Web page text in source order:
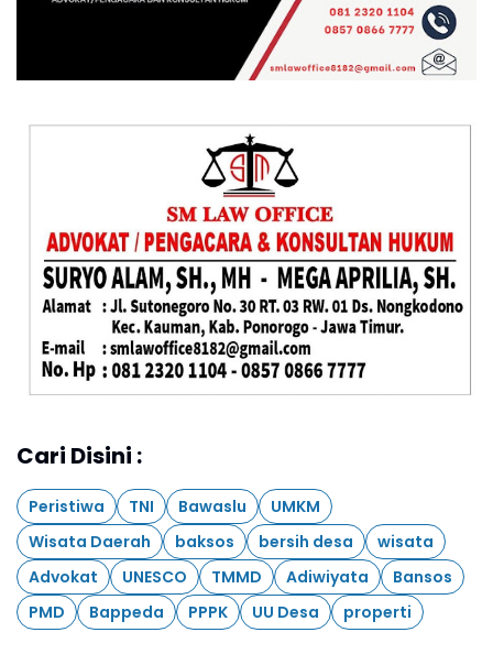
Cari Disini :
Peristiwa TNI Bawaslu
UMKM
Wisata Daerah
baksos bersih desa
wisata
Advokat
UNESCO TMMD Adiwiyata
Bansos
PMD
Bappeda PPPK UU Desa properti